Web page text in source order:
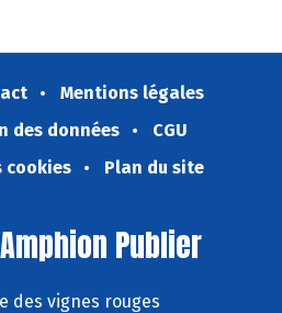
Mentions légales
des données
CGU
cookies
Plan du site
Publier
des vignes rouges